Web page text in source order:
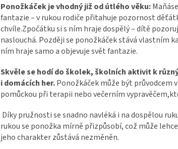
Ponožkáček je vhodný již od útlého věku:
fantazie – v rukou rodiče přitahuje pozornost
chvíle.Zpočátku si s ním hraje dospělý – dítě
naslouchá. Později se ponožkáček stává vlastním
ním hraje samo a objevuje svět fantazie.
Skvěle se hodí do školek, školních aktivit k
i domácích her.Ponožkáček může být průvodcem
pomůckou při terapii nebo večerním
Díky pružnosti se snadno navléká i na dospělou
rukou se ponožka mírně přizpůsobí, což může
jeho charakter zůstává nezměněn.